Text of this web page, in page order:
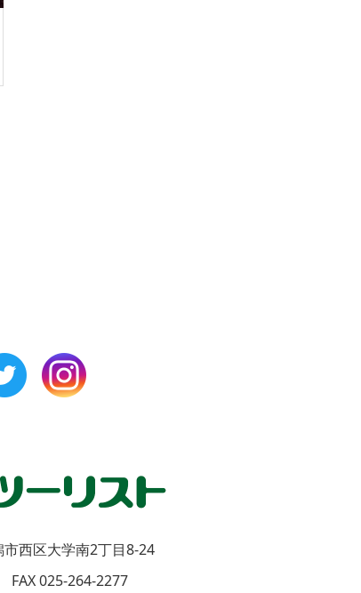
市西区大学南2丁目8-24
025-264-2277